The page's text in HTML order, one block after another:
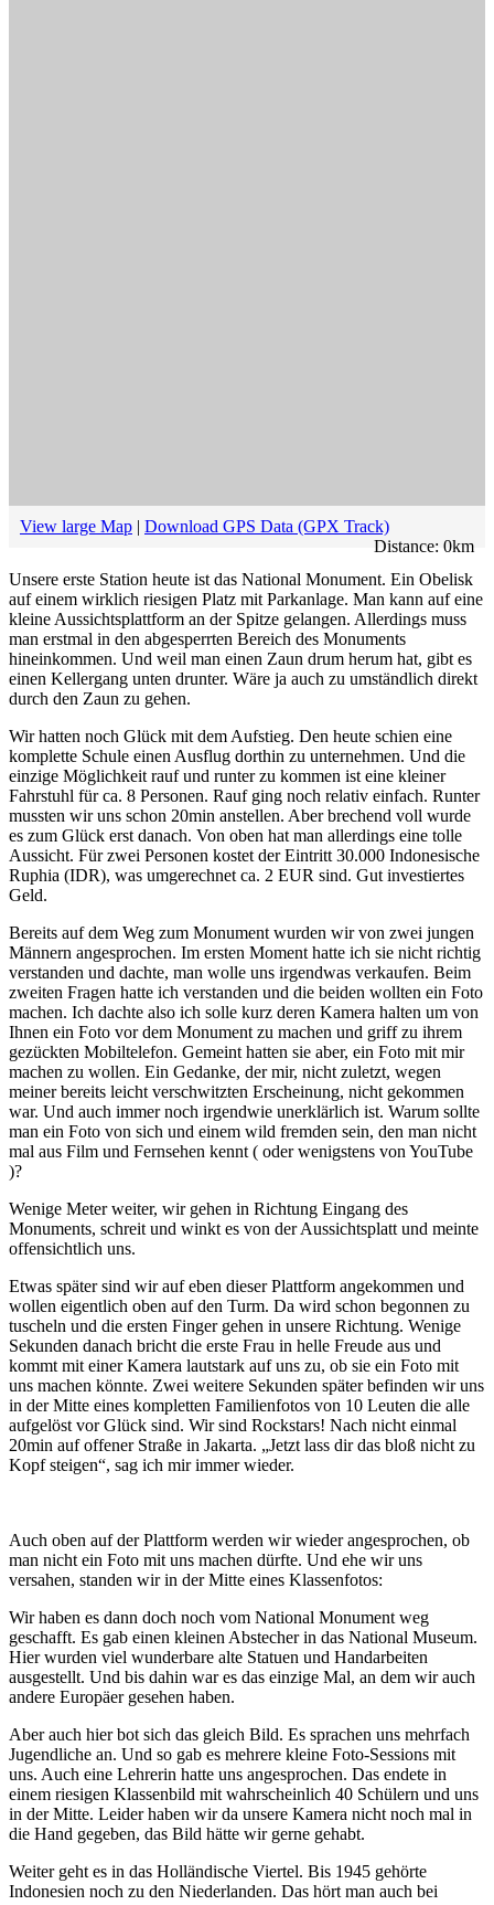
View large Map | Download GPS Data (GPX Track)
Distance: 0km
Unsere erste Station heute ist das National Monument. Ein Obelisk
auf einem wirklich riesigen Platz mit Parkanlage. Man kann auf eine
kleine Aussichtsplattform an der Spitze gelangen. Allerdings muss
man erstmal in den abgesperrten Bereich des Monuments
hineinkommen. Und weil man einen Zaun drum herum hat, gibt es
einen Kellergang unten drunter. Wäre ja auch zu umständlich direkt
durch den Zaun zu gehen.
Wir hatten noch Glück mit dem Aufstieg. Den heute schien eine
komplette Schule einen Ausflug dorthin zu unternehmen. Und die
einzige Möglichkeit rauf und runter zu kommen ist eine kleiner
Fahrstuhl für ca. 8 Personen. Rauf ging noch relativ einfach. Runter
mussten wir uns schon 20min anstellen. Aber brechend voll wurde
es zum Glück erst danach. Von oben hat man allerdings eine tolle
Aussicht. Für zwei Personen kostet der Eintritt 30.000 Indonesische
Ruphia (IDR), was umgerechnet ca. 2 EUR sind. Gut investiertes
Geld.
Bereits auf dem Weg zum Monument wurden wir von zwei jungen
Männern angesprochen. Im ersten Moment hatte ich sie nicht richtig
verstanden und dachte, man wolle uns irgendwas verkaufen. Beim
zweiten Fragen hatte ich verstanden und die beiden wollten ein Foto
machen. Ich dachte also ich solle kurz deren Kamera halten um von
Ihnen ein Foto vor dem Monument zu machen und griff zu ihrem
gezückten Mobiltelefon. Gemeint hatten sie aber, ein Foto mit mir
machen zu wollen. Ein Gedanke, der mir, nicht zuletzt, wegen
meiner bereits leicht verschwitzten Erscheinung, nicht gekommen
war. Und auch immer noch irgendwie unerklärlich ist. Warum sollte
man ein Foto von sich und einem wild fremden sein, den man nicht
mal aus Film und Fernsehen kennt ( oder wenigstens von YouTube
)?
Wenige Meter weiter, wir gehen in Richtung Eingang des
Monuments, schreit und winkt es von der Aussichtsplatt und meinte
offensichtlich uns.
Etwas später sind wir auf eben dieser Plattform angekommen und
wollen eigentlich oben auf den Turm. Da wird schon begonnen zu
tuscheln und die ersten Finger gehen in unsere Richtung. Wenige
Sekunden danach bricht die erste Frau in helle Freude aus und
kommt mit einer Kamera lautstark auf uns zu, ob sie ein Foto mit
uns machen könnte. Zwei weitere Sekunden später befinden wir uns
in der Mitte eines kompletten Familienfotos von 10 Leuten die alle
aufgelöst vor Glück sind. Wir sind Rockstars! Nach nicht einmal
20min auf offener Straße in Jakarta. „Jetzt lass dir das bloß nicht zu
Kopf steigen“, sag ich mir immer wieder.
Auch oben auf der Plattform werden wir wieder angesprochen, ob
man nicht ein Foto mit uns machen dürfte. Und ehe wir uns
versahen, standen wir in der Mitte eines Klassenfotos:
Wir haben es dann doch noch vom National Monument weg
geschafft. Es gab einen kleinen Abstecher in das National Museum.
Hier wurden viel wunderbare alte Statuen und Handarbeiten
ausgestellt. Und bis dahin war es das einzige Mal, an dem wir auch
andere Europäer gesehen haben.
Aber auch hier bot sich das gleich Bild. Es sprachen uns mehrfach
Jugendliche an. Und so gab es mehrere kleine Foto-Sessions mit
uns. Auch eine Lehrerin hatte uns angesprochen. Das endete in
einem riesigen Klassenbild mit wahrscheinlich 40 Schülern und uns
in der Mitte. Leider haben wir da unsere Kamera nicht noch mal in
die Hand gegeben, das Bild hätte wir gerne gehabt.
Weiter geht es in das Holländische Viertel. Bis 1945 gehörte
Indonesien noch zu den Niederlanden. Das hört man auch bei